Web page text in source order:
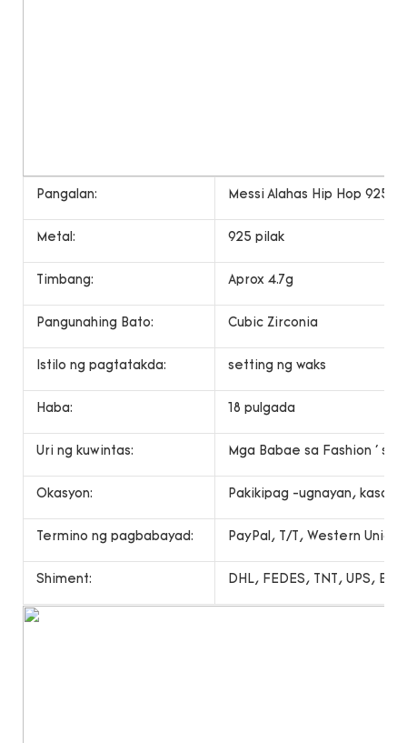
Pangalan: Messi Alahas Hip Hop 925
Metal: 925 pilak
Timbang: Aprox 4.7g
Pangunahing Bato: Cubic Zirconia
Istilo ng pagtatakda: setting ng waks
Haba: 18 pulgada
Uri ng kuwintas: Mga Babae sa Fashion ' s
Okasyon: Pakikipag -ugnayan,
Termino ng pagbabayad: PayPal, T/T, Western
Shiment: DHL, FEDES, TNT, UPS, EMS